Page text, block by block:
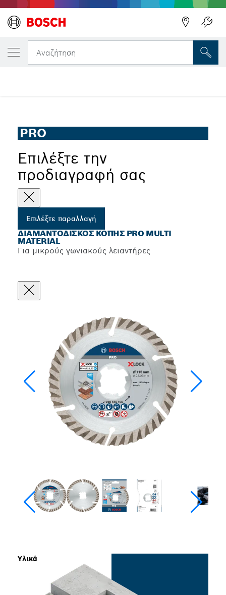
Αναζήτηση
PRO
Επιλέξτε την
προδιαγραφή σας
Επιλέξτε παραλλαγή
ΔΙΑΜΑΝΤΌΔΙΣΚΟΣ ΚΟΠΉΣ PRO MULTI
MATERIAL
Για μικρούς γωνιακούς λειαντήρες
Υλικά
Η ΕΠΙΛΕΓΜΈΝΗ ΠΑΡΑΛΛΑΓΉ ΣΑΣ
Διαμαντόδισκος κοπής PRO Multi Material